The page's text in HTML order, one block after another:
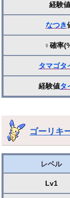
経験値
なつき
♀確率
タマゴタ
経験値タ
ゴーリキ
レベル
Lv1